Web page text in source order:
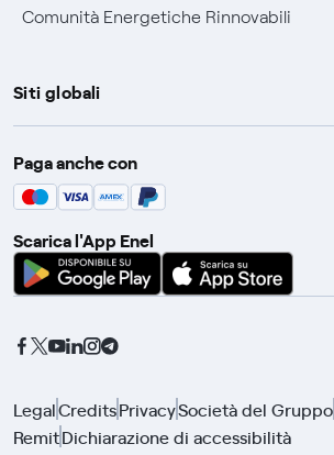
Comunità Energetiche Rinnovabili
Siti globali
Enel Group
Enel Green Power
Global Procurement
Gridspertise
Paga anche con
Scarica l'App Enel
LegalCreditsPrivacySocietà del Gruppo
RemitDichiarazione di accessibilità